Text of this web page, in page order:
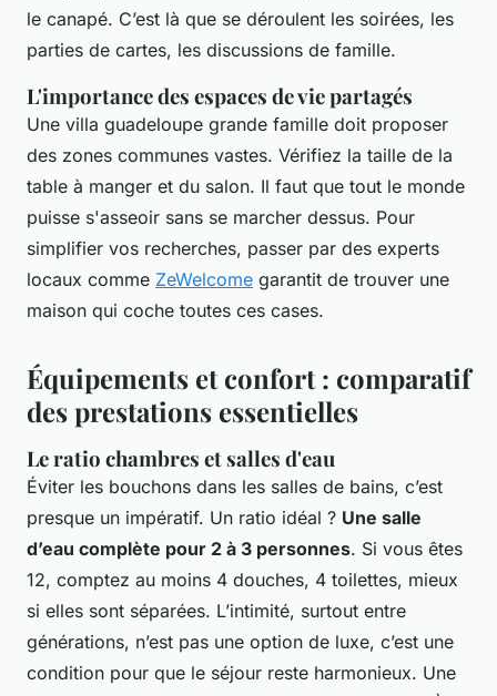
le canapé. C’est là que se déroulent les soirées, les
parties de cartes, les discussions de famille.
L'importance des espaces de vie partagés
Une villa guadeloupe grande famille doit proposer
des zones communes vastes. Vérifiez la taille de la
table à manger et du salon. Il faut que tout le monde
puisse s'asseoir sans se marcher dessus. Pour
simplifier vos recherches, passer par des experts
locaux comme ZeWelcome garantit de trouver une
maison qui coche toutes ces cases.
Équipements et confort : comparatif
des prestations essentielles
Le ratio chambres et salles d'eau
Éviter les bouchons dans les salles de bains, c’est
presque un impératif. Un ratio idéal ? Une salle
d’eau complète pour 2 à 3 personnes. Si vous êtes
12, comptez au moins 4 douches, 4 toilettes, mieux
si elles sont séparées. L’intimité, surtout entre
générations, n’est pas une option de luxe, c’est une
condition pour que le séjour reste harmonieux. Une